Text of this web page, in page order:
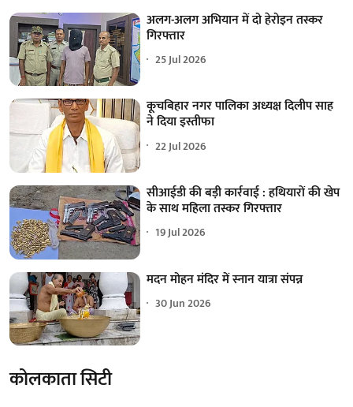
अलग-अलग अभियान में दो हेरोइन तस्कर
गिरफ्तार
25 Jul 2026
कूचबिहार नगर पालिका अध्यक्ष दिलीप साह
ने दिया इस्तीफा
22 Jul 2026
सीआईडी की बड़ी कार्रवाई : हथियारों की खेप
के साथ महिला तस्कर गिरफ्तार
19 Jul 2026
मदन मोहन मंदिर में स्नान यात्रा संपन्न
30 Jun 2026
कोलकाता सिटी